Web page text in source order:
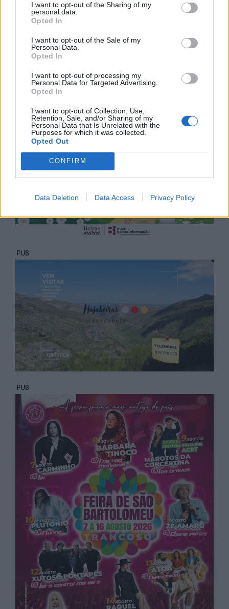
I want to opt-out of the Sharing of my
personal data.
Opted In
I want to opt-out of the Sale of my
Personal Data.
Opted In
I want to opt-out of processing my
Personal Data for Targeted Advertising.
Opted In
I want to opt-out of Collection, Use,
Retention, Sale, and/or Sharing of my
Personal Data that Is Unrelated with the
Purposes for which it was collected.
Opted Out
CONFIRM
Data Deletion Data Access Privacy Policy